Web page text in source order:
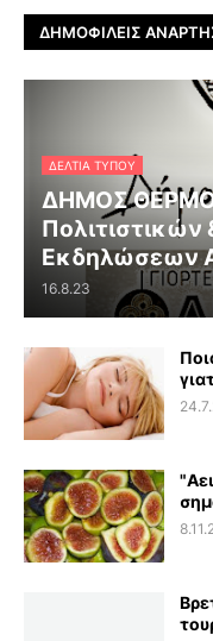
ΔΗΜΟΦΙΛΕΊΣ
ΔΕΛΤΊΑ ΤΎΠΟΥ
ΔΗΜΟΣ
Εκδηλώσεων
16.8.23